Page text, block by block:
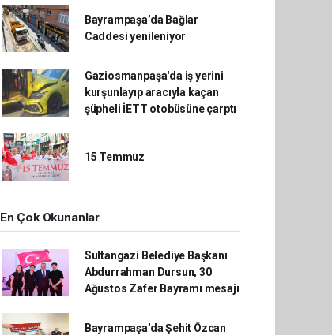
Bayrampaşa’da Bağlar
Caddesi yenileniyor
Gaziosmanpaşa'da iş yerini
kurşunlayıp aracıyla kaçan
şüpheli İETT otobüsüne çarptı
15 Temmuz
En Çok Okunanlar
Sultangazi Belediye Başkanı
Abdurrahman Dursun, 30
Ağustos Zafer Bayramı mesajı
Bayrampaşa'da Şehit Özcan